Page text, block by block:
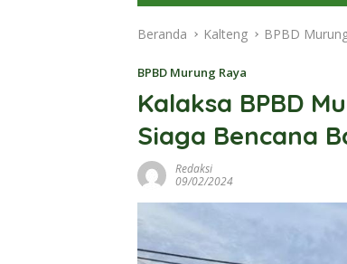
Beranda Kalteng BPBD
BPBD Murung Raya
Kalaksa BPBD
Siaga Bencana
Redaksi
09/02/2024